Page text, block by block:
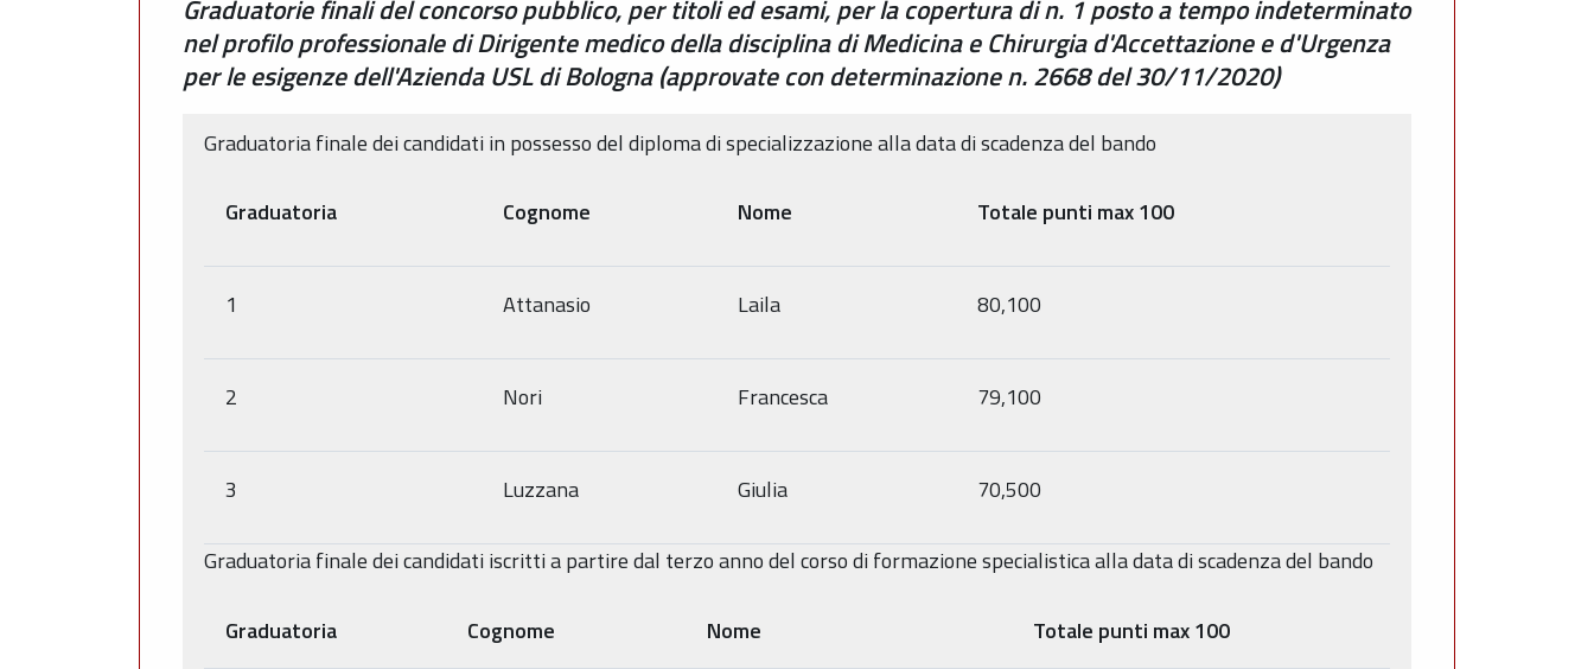
Graduatorie finali del concorso pubblico, per titoli ed esami, per la copertura di n. 1 posto a tempo indeterminato
nel profilo professionale di Dirigente medico della disciplina di Medicina e Chirurgia d'Accettazione e d'Urgenza
per le esigenze dell'Azienda USL di Bologna (approvate con determinazione n. 2668 del 30/11/2020)
Graduatoria finale dei candidati in possesso del diploma di specializzazione alla data di scadenza del bando
Graduatoria Cognome Nome Totale punti max 100
1 Attanasio Laila 80,100
2 Nori Francesca 79,100
3 Luzzana Giulia 70,500
Graduatoria finale dei candidati iscritti a partire dal terzo anno del corso di formazione specialistica alla data di scadenza del bando
Graduatoria Cognome Nome Totale punti max 100